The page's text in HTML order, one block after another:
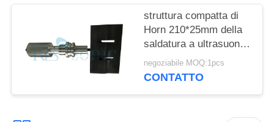
struttura compatta di
Horn 210*25mm della
saldatura a ultrasuoni
20KHZ facile da
operare
negoziabile MOQ:1pcs
CONTATTO